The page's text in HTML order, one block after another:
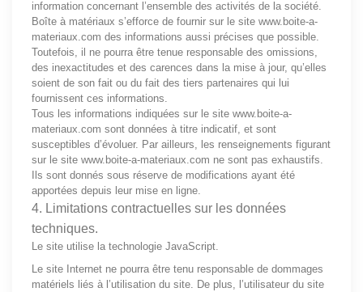
information concernant l’ensemble des activités de la société.
Boîte à matériaux s’efforce de fournir sur le site www.boite-a-
materiaux.com des informations aussi précises que possible.
Toutefois, il ne pourra être tenue responsable des omissions,
des inexactitudes et des carences dans la mise à jour, qu’elles
soient de son fait ou du fait des tiers partenaires qui lui
fournissent ces informations.
Tous les informations indiquées sur le site www.boite-a-
materiaux.com sont données à titre indicatif, et sont
susceptibles d’évoluer. Par ailleurs, les renseignements figurant
sur le site www.boite-a-materiaux.com ne sont pas exhaustifs.
Ils sont donnés sous réserve de modifications ayant été
apportées depuis leur mise en ligne.
4. Limitations contractuelles sur les données
techniques.
Le site utilise la technologie JavaScript.
Le site Internet ne pourra être tenu responsable de dommages
matériels liés à l’utilisation du site. De plus, l’utilisateur du site